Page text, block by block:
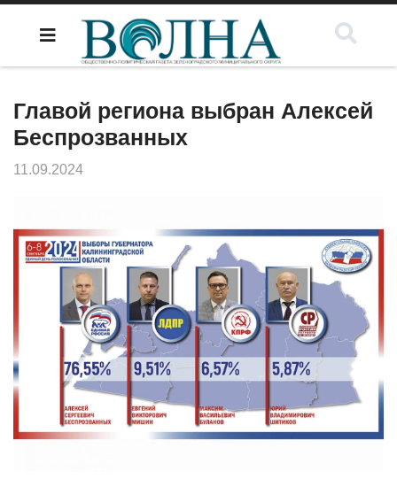
Главой региона выбран Алексей
Беспрозванных
11.09.2024